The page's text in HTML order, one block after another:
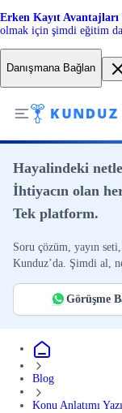
Erken Kayıt
olmak için şimdi eğitim
Danışmana Bağlan
Hayalindeki
İhtiyacın olan
Tek platform.
Soru çözüm, yayın
Kunduz’da. Şimdi al,
Görüşme
Blog
Konu Anlatımı